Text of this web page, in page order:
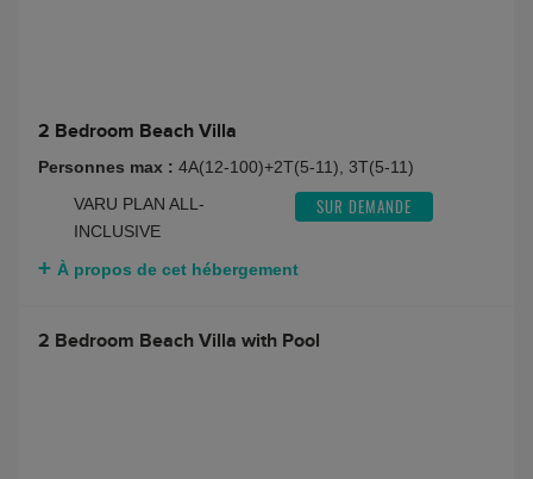
2 Bedroom Beach Villa
Personnes max : 4A(12-100)+2T(5-11), 3T(5-11)
VARU PLAN ALL-
INCLUSIVE
SUR DEMANDE
À propos de cet hébergement
2 Bedroom Beach Villa with Pool